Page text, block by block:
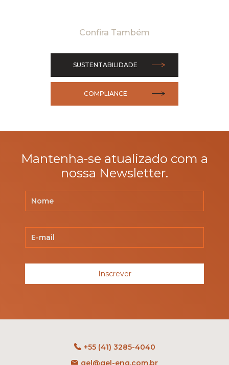
Confira Também
SUSTENTABILIDADE
COMPLIANCE
Mantenha-se atualizado com a
nossa Newsletter.
Inscrever
+55 (41) 3285-4040
gel@gel-eng.com.br